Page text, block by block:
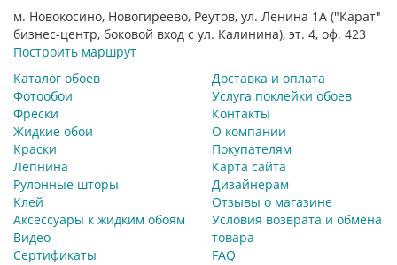
м. Новокосино, Новогиреево, Реутов, ул. Ленина 1А ("Карат"
бизнес-центр, боковой вход с ул. Калинина), эт. 4, оф. 423
Построить маршрут
Каталог обоев
Фотообои
Фрески
Жидкие обои
Краски
Лепнина
Рулонные шторы
Клей
Аксессуары к жидким обоям
Видео
Сертификаты
Доставка и оплата
Услуга поклейки обоев
Контакты
О компании
Покупателям
Карта сайта
Дизайнерам
Отзывы о магазине
Условия возврата и обмена
товара
FAQ